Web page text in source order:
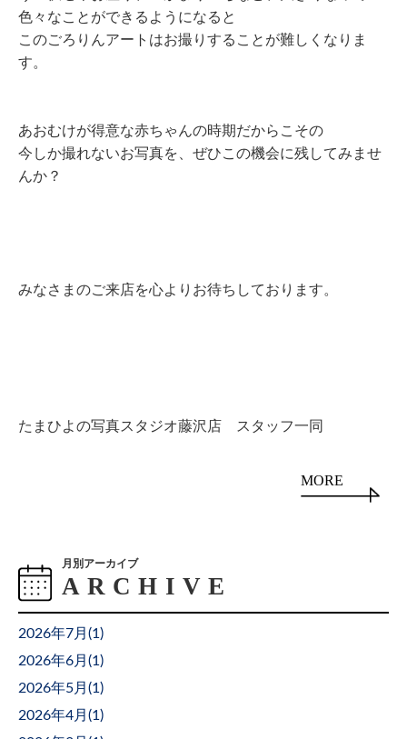
色々なことができるようになると
このごろりんアートはお撮りすることが難しくなりま
す。
あおむけが得意な赤ちゃんの時期だからこその
今しか撮れないお写真を、ぜひこの機会に残してみませ
んか？
みなさまのご来店を心よりお待ちしております。
たまひよの写真スタジオ藤沢店 スタッフ一同
MORE
月別アーカイブ
2026年7月(1 )
2026年6月(1 )
2026年5月(1 )
2026年4月(1 )